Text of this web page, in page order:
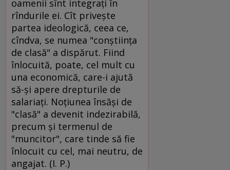
oamenii sînt integraţi în
rîndurile ei. Cît priveşte
partea ideologică, ceea ce,
cîndva, se numea "conştiinţa
de clasă" a dispărut. Fiind
înlocuită, poate, cel mult cu
una economică, care-i ajută
să-şi apere drepturile de
salariaţi. Noţiunea însăşi de
"clasă" a devenit indezirabilă,
precum şi termenul de
"muncitor", care tinde să fie
înlocuit cu cel, mai neutru, de
angajat. (I. P.)